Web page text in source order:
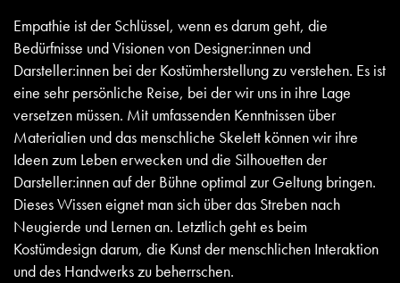
Empathie ist der Schlüssel, wenn es darum geht, die
Bedürfnisse und Visionen von Designer:innen und
Darsteller:innen bei der Kostümherstellung zu verstehen. Es ist
eine sehr persönliche Reise, bei der wir uns in ihre Lage
versetzen müssen. Mit umfassenden Kenntnissen über
Materialien und das menschliche Skelett können wir ihre
Ideen zum Leben erwecken und die Silhouetten der
Darsteller:innen auf der Bühne optimal zur Geltung bringen.
Dieses Wissen eignet man sich über das Streben nach
Neugierde und Lernen an. Letztlich geht es beim
Kostümdesign darum, die Kunst der menschlichen Interaktion
und des Handwerks zu beherrschen.